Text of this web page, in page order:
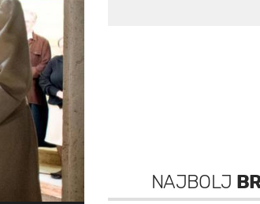
NAJBOLJ